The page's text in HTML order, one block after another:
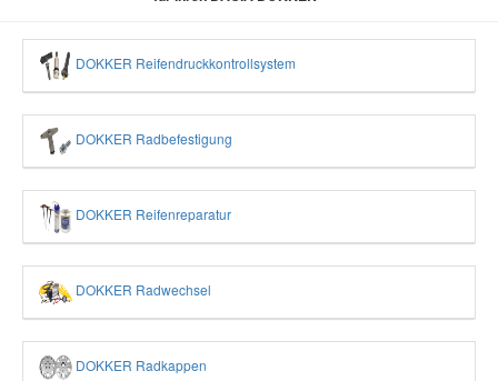
DOKKER Reifendruckkontrollsystem
DOKKER Radbefestigung
DOKKER Reifenreparatur
DOKKER Radwechsel
DOKKER Radkappen